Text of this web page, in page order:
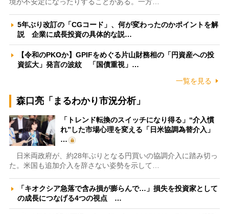
境が不安定になったりすることがある。一方…
5年ぶり改訂の「CGコード」、何が変わったのかポイントを解
説 企業に成長投資の具体的な説…
【令和のPKOか】GPIFをめぐる片山財務相の「円資産への投
資拡大」発言の波紋 「国債重視」…
一覧を見る
森口亮「まるわかり市況分析」
「トレンド転換のスイッチになり得る」“介入慣
れ”した市場心理を変える「日米協調為替介入」
…
日米両政府が、約28年ぶりとなる円買いの協調介入に踏み切っ
た。米国も追加介入を辞さない姿勢を示して…
「キオクシア急落で含み損が膨らんで…」損失を投資家として
の成長につなげる4つの視点 …